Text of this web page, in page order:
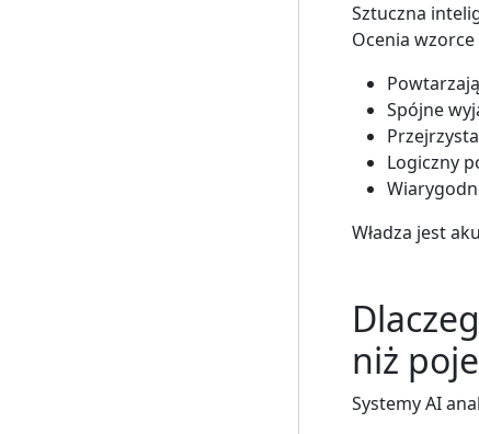
Sztuczna
Ocenia
Spójne
Logiczny
Władza jest
niż
Systemy AI